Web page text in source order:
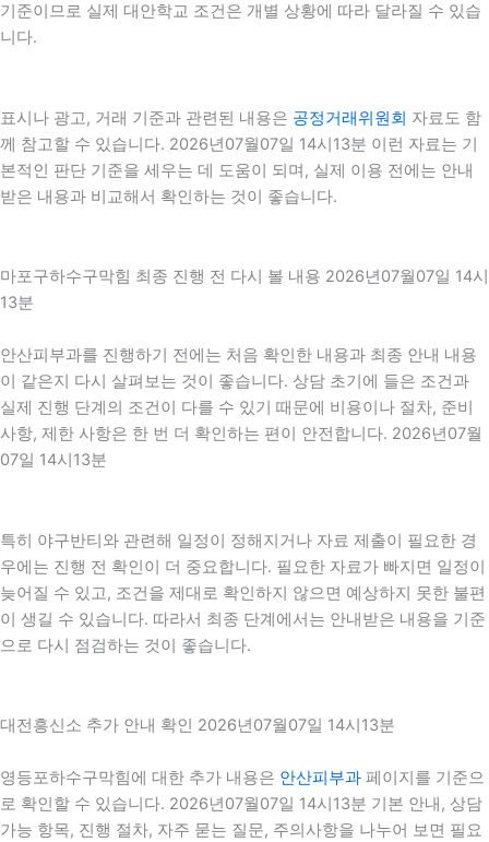
기준이므로 실제 대안학교 조건은 개별 상황에 따라 달라질 수 있습
니다.
표시나 광고, 거래 기준과 관련된 내용은 공정거래위원회 자료도 함
께 참고할 수 있습니다. 2026년07월07일 14시13분 이런 자료는 기
본적인 판단 기준을 세우는 데 도움이 되며, 실제 이용 전에는 안내
받은 내용과 비교해서 확인하는 것이 좋습니다.
마포구하수구막힘 최종 진행 전 다시 볼 내용 2026년07월07일 14시
13분
안산피부과를 진행하기 전에는 처음 확인한 내용과 최종 안내 내용
이 같은지 다시 살펴보는 것이 좋습니다. 상담 초기에 들은 조건과
실제 진행 단계의 조건이 다를 수 있기 때문에 비용이나 절차, 준비
사항, 제한 사항은 한 번 더 확인하는 편이 안전합니다. 2026년07월
07일 14시13분
특히 야구반티와 관련해 일정이 정해지거나 자료 제출이 필요한 경
우에는 진행 전 확인이 더 중요합니다. 필요한 자료가 빠지면 일정이
늦어질 수 있고, 조건을 제대로 확인하지 않으면 예상하지 못한 불편
이 생길 수 있습니다. 따라서 최종 단계에서는 안내받은 내용을 기준
으로 다시 점검하는 것이 좋습니다.
대전흥신소 추가 안내 확인 2026년07월07일 14시13분
영등포하수구막힘에 대한 추가 내용은 안산피부과 페이지를 기준으
로 확인할 수 있습니다. 2026년07월07일 14시13분 기본 안내, 상담
가능 항목, 진행 절차, 자주 묻는 질문, 주의사항을 나누어 보면 필요